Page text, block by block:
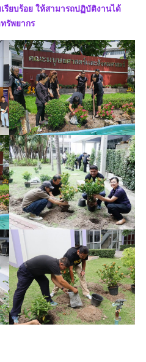
รียบร้อย ให้สามารถปฏิบัติงานได้
รัพยากร